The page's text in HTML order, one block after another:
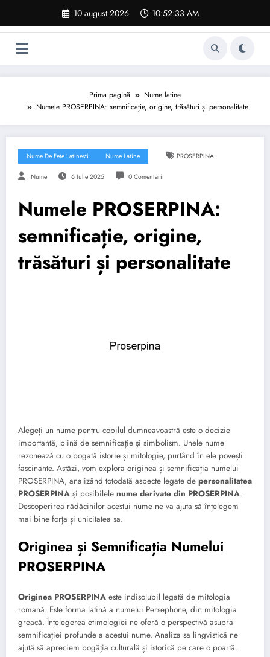
conținut
10 august 2026 10:52:34 AM
Prima pagină
Nume latine
Numele PROSERPINA: semnificație, origine, trăsături și personalitate
Nume De Fete Latinesti Nume Latine PROSERPINA
Nume 6 Iulie 2025 0 Comentarii
Numele PROSERPINA:
semnificație, origine,
trăsături și personalitate
Alegeți un nume pentru copilul dumneavoastră este o decizie
importantă, plină de semnificație și simbolism. Unele nume
rezonează cu o bogată istorie și mitologie, purtând în ele povești
fascinante. Astăzi, vom explora originea și semnificația numelui
PROSERPINA, analizând totodată aspecte legate de personalitatea
PROSERPINA și posibilele nume derivate din PROSERPINA.
Descoperirea rădăcinilor acestui nume ne va ajuta să înțelegem
mai bine forța și unicitatea sa.
Originea și Semnificația Numelui
PROSERPINA
Originea PROSERPINA este indisolubil legată de mitologia
romană. Este forma latină a numelui Persephone, din mitologia
greacă. Înțelegerea etimologiei ne oferă o perspectivă asupra
semnificației profunde a acestui nume. Analiza sa lingvistică ne
ajută să apreciem bogăția culturală și istorică pe care o poartă.